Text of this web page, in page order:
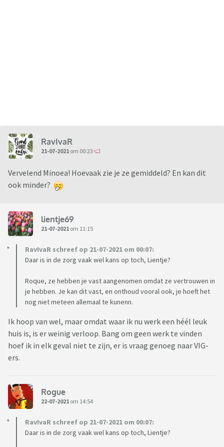
RavIvaR
21-07-2021 om 00:23
Vervelend Minoea! Hoevaak zie je ze gemiddeld? En kan dit
ook minder?
lientje69
21-07-2021 om 11:15
RavIvaR schreef op 21-07-2021 om 00:07:
Daar is in de zorg vaak wel kans op toch, Lientje?
Roque, ze hebben je vast aangenomen omdat ze vertrouwen in
je hebben. Je kan dit vast, en onthoud vooral ook, je hoeft het
nog niet meteen allemaal te kunenn.
Ik hoop van wel, maar omdat waar ik nu werk een héél leuk
huis is, is er weinig verloop. Bang om geen werk te vinden
hoef ik in elk geval niet te zijn, er is vraag genoeg naar VIG-
ers.
Rogue
22-07-2021 om 14:54
RavIvaR schreef op 21-07-2021 om 00:07:
Daar is in de zorg vaak wel kans op toch, Lientje?